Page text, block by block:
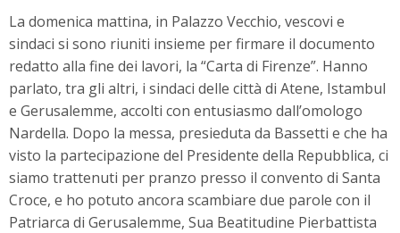
La domenica mattina, in Palazzo Vecchio, vescovi e
sindaci si sono riuniti insieme per firmare il documento
redatto alla fine dei lavori, la “Carta di Firenze”. Hanno
parlato, tra gli altri, i sindaci delle città di Atene, Istambul
e Gerusalemme, accolti con entusiasmo dall’omologo
Nardella. Dopo la messa, presieduta da Bassetti e che ha
visto la partecipazione del Presidente della Repubblica, ci
siamo trattenuti per pranzo presso il convento di Santa
Croce, e ho potuto ancora scambiare due parole con il
Patriarca di Gerusalemme, Sua Beatitudine Pierbattista